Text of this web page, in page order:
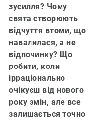
зусилля? Чому
свята створюють
відчуття втоми, що
навалилася, а не
відпочинку? Що
робити, коли
ірраціонально
очікуєш від нового
року змін, але все
залишається точно